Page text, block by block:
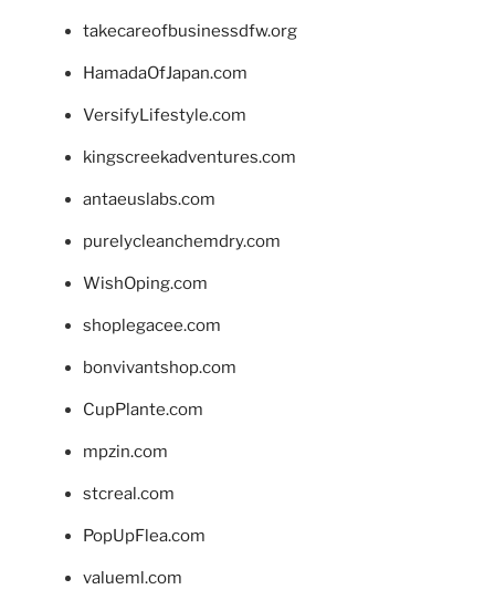
takecareofbusinessdfw.org
HamadaOfJapan.com
VersifyLifestyle.com
kingscreekadventures.com
antaeuslabs.com
purelycleanchemdry.com
WishOping.com
shoplegacee.com
bonvivantshop.com
CupPlante.com
mpzin.com
stcreal.com
PopUpFlea.com
valueml.com